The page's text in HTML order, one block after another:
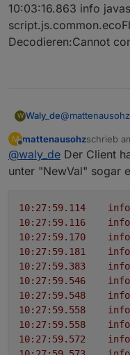
10:03:16.863 info
Decodieren:Cannot
W Waly_de@mattenausohz
M
Offline
mattenausohzschrieb
zuletzt
@waly_de Der Client
unter "NewVal" sogar
10:27:59.114 info
10:27:59.116 info
10:27:59.170 info
10:27:59.181 info
10:27:59.383 info
10:27:59.546 info
10:27:59.548 info
10:27:59.558 info
10:27:59.558 info
10:27:59.572 info